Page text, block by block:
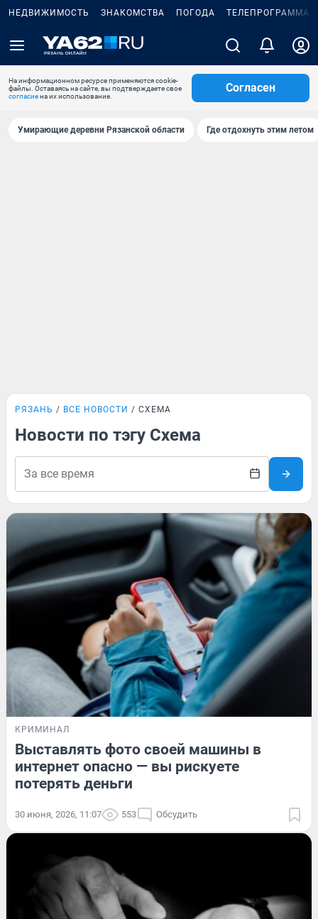
НЕДВИЖИМОСТЬ ЗНАКОМСТВА ПОГОДА ТЕЛЕПРОГРАММА
На информационном ресурсе применяются cookie-
файлы. Оставаясь на сайте, вы подтверждаете свое
согласиена их использование.
Согласен
Умирающие деревни Рязанской области Где отдохнуть этим летом
РЯЗАНЬ ВСЕ НОВОСТИ СХЕМА
Новости по тэгу Схема
КРИМИНАЛ
Выставлять фото своей машины в
интернет опасно — вы рискуете
потерять деньги
30 июня, 2026, 11:07 553 Обсудить